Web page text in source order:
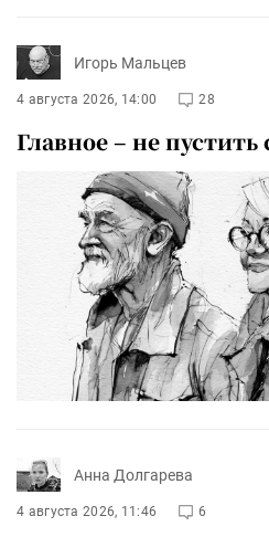
Игорь Мальцев
4 августа 2026, 14:00 28
Главное – не пустить
Анна Долгарева
4 августа 2026, 11:46 6